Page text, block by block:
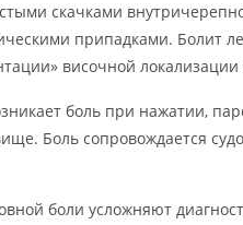
скачками
припадками. Болит
височной локализации
боль при нажатии,
Боль сопровождается
боли усложняют